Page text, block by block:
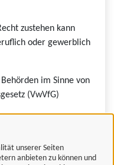
unserer Seiten
anbieten zu können und
zustehen kann
oder gewerblich
im Sinne von
(VwVfG)